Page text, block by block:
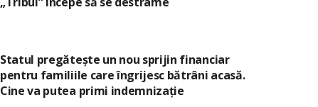
Statul pregătește un nou sprijin financiar
pentru familiile care îngrijesc bătrâni acasă.
Cine va putea primi indemnizație